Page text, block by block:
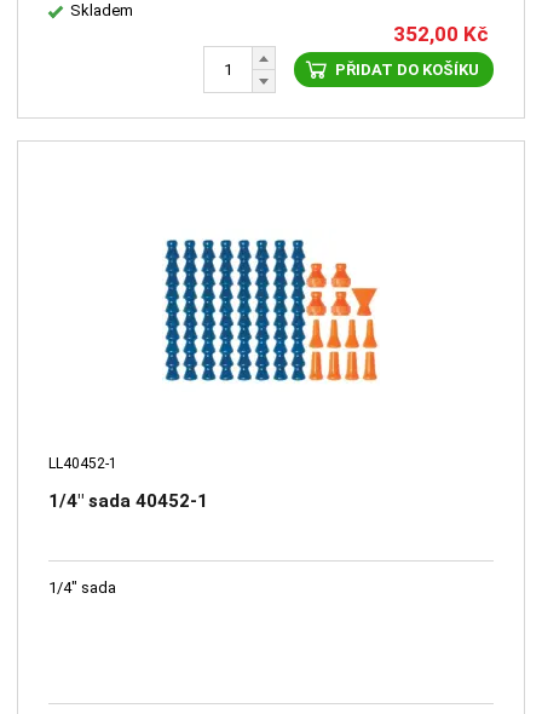
Skladem
352,00 Kč
PŘIDAT DO KOŠÍKU
LL40452-1
1/4" sada 40452-1
1/4" sada